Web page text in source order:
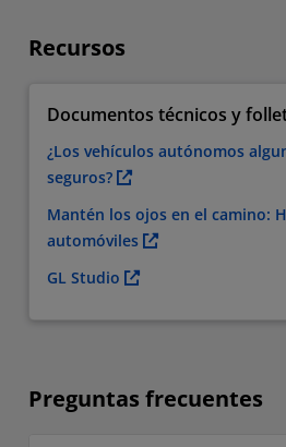
Recursos
Documentos técnicos y
¿Los vehículos autónomos
seguros?
Mantén los ojos en el camino:
automóviles
GL Studio
Preguntas frecuentes